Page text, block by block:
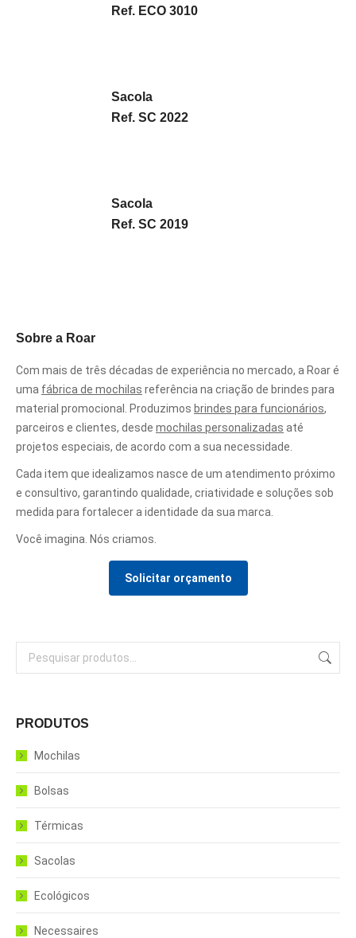
Ref. ECO 3010
Sacola
Ref. SC 2022
Sacola
Ref. SC 2019
Sobre a Roar
Com mais de três décadas de experiência no mercado, a Roar é
uma fábrica de mochilas referência na criação de brindes para
material promocional. Produzimos brindes para funcionários,
parceiros e clientes, desde mochilas personalizadas até
projetos especiais, de acordo com a sua necessidade.
Cada item que idealizamos nasce de um atendimento próximo
e consultivo, garantindo qualidade, criatividade e soluções sob
medida para fortalecer a identidade da sua marca.
Você imagina. Nós criamos.
Solicitar orçamento
PRODUTOS
Mochilas
Bolsas
Térmicas
Sacolas
Ecológicos
Necessaires